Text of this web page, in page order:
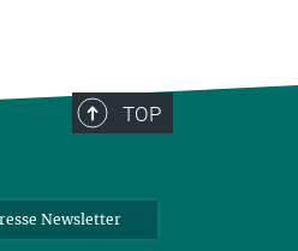
TOP
Newsletter